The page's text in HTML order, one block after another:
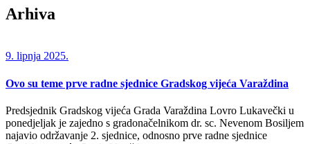
Arhiva
9. lipnja 2025.
Ovo su teme prve radne sjednice Gradskog vijeća Varaždina
Predsjednik Gradskog vijeća Grada Varaždina Lovro Lukavečki u
ponedjeljak je zajedno s gradonačelnikom dr. sc. Nevenom Bosiljem
najavio održavanje 2. sjednice, odnosno prve radne sjednice